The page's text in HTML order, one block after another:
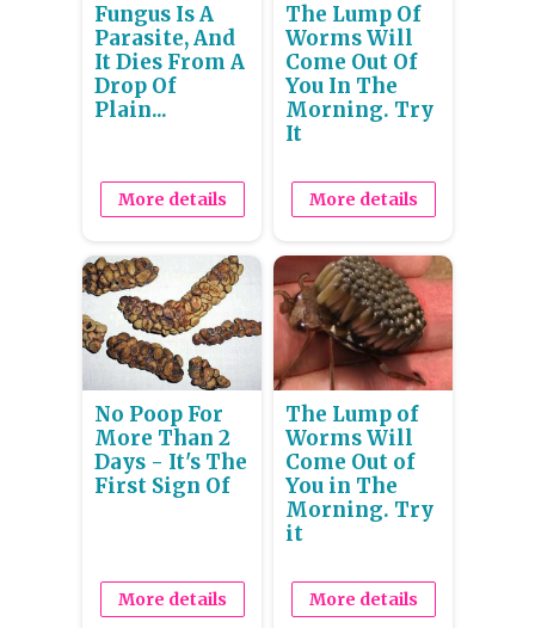
Fungus Is A
Parasite, And
It Dies From A
Drop Of
Plain...
More details
The Lump Of
Worms Will
Come Out Of
You In The
Morning. Try
It
More details
No Poop For
More Than 2
Days - It's The
First Sign Of
More details
The Lump of
Worms Will
Come Out of
You in The
Morning. Try
it
More details